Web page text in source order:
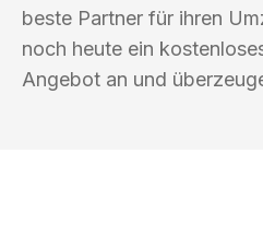
beste Partner für ihren
noch heute ein
Angebot an und